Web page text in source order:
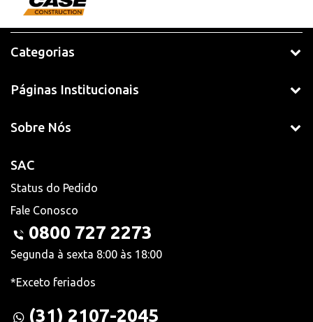
Categorias
Páginas Institucionais
Sobre Nós
SAC
Status do Pedido
Fale Conosco
0800 727 2273
Segunda à sexta 8:00 às 18:00
*Exceto feriados
(31) 2107-2045